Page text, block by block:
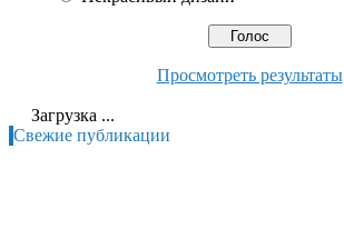
Просмотреть результаты
Загрузка ...
Свежие публикации